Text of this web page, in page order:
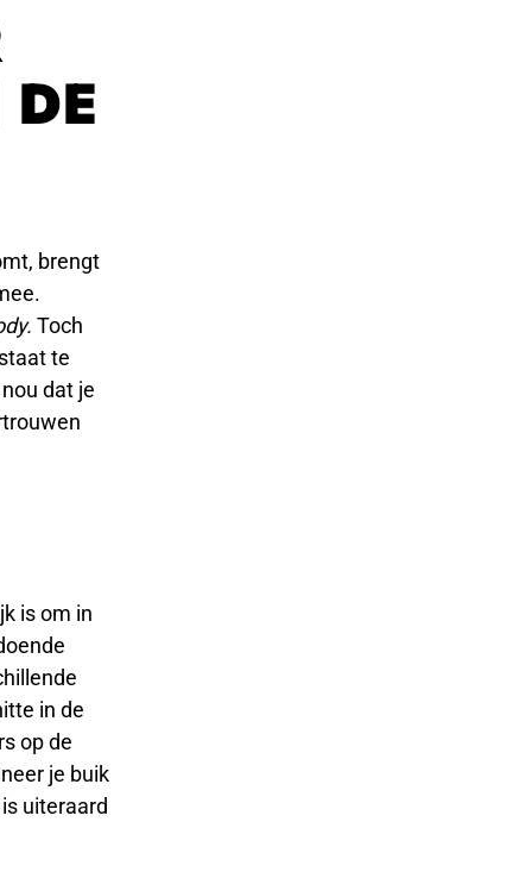
brengt
Toch
te
dat je
is om in
in de
op de
je buik
uiteraard